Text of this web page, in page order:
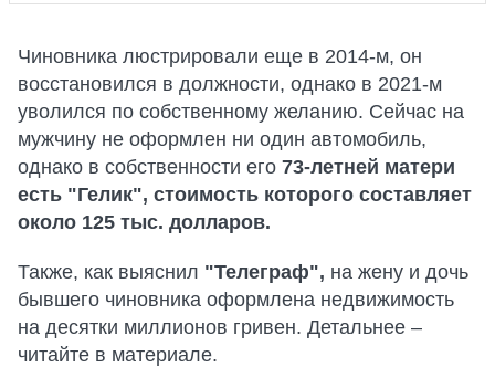
Чиновника люстрировали еще в 2014-м, он
восстановился в должности, однако в 2021-м
уволился по собственному желанию. Сейчас на
мужчину не оформлен ни один автомобиль,
однако в собственности его 73-летней матери
есть "Гелик", стоимость которого составляет
около 125 тыс. долларов.
Также, как выяснил "Телеграф", на жену и дочь
бывшего чиновника оформлена недвижимость
на десятки миллионов гривен. Детальнее –
читайте в материале.